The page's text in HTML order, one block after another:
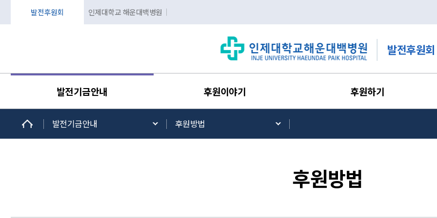
발전후원회 인제대학교 해운대백병원
발전후원회
발전기금안내 후원이야기 후원하기
발전기금안내 후원방법
후원방법